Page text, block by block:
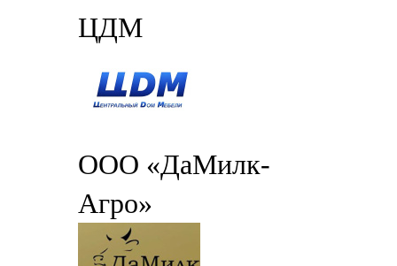
ЦДМ
ООО «ДаМилк-
Агро»